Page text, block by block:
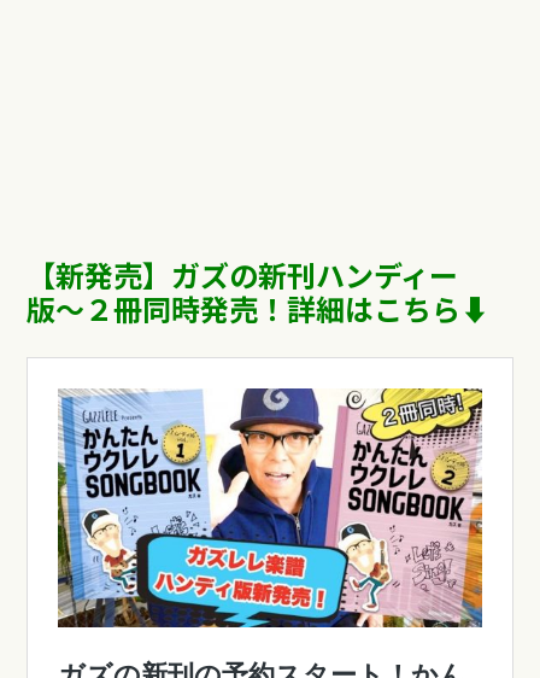
【新発売】ガズの新刊ハンディー
版〜２冊同時発売！詳細はこちら⬇︎